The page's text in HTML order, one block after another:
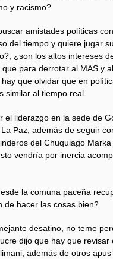
y racismo?
amistades políticas
del tiempo y quiere jugar
¿son los altos intereses
para derrotar al MAS y
que olvidar que en
similar al tiempo real.
liderazgo en la sede de
Paz, además de seguir
del Chuquiago Marka
vendría por inercia
la comuna paceña
de hacer las cosas bien?
desatino, no teme
dijo que hay que revisar
además de otros